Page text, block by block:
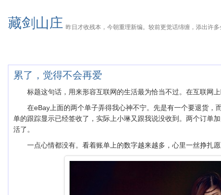
藏剑山庄 昨日才收残本，今朝重理新编。较前更觉话绵缠，添出许多
累了，觉得不会再爱
标题这句话，用来形容互联网的生活最为恰当不过。在互联网
在eBay上面的两个单子弄得我心神不宁。先是有一个要退货，
单的跟踪显示已经签收了，实际上小琳又跟我说没收到。两个订单
活了。
一点心情都没有。看着账单上的数字越来越多，心里一丝挣扎